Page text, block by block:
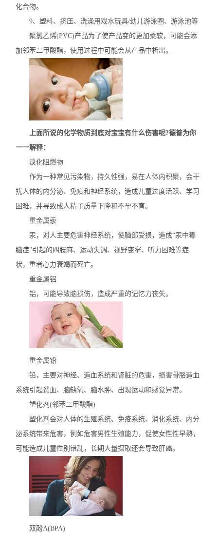
化合物。
9、塑料、挤压、洗澡用戏水玩具/幼儿游泳圈、游泳池等
聚氯乙烯(PVC)产品为了使产品变的更加柔软，可能会添
加邻苯二甲酸酯，使用过程中可能会从产品中析出。
上面所说的化学物质到底对宝宝有什么伤害呢?德普为你
一一解释：
溴化阻燃物
作为一种常见污染物，持久性强，易在人体内积聚，会干
扰人体的内分泌、免疫和神经系统，造成儿童过度活跃、学习
困难，并导致成人精子质量下降和不孕不育。
重金属汞
汞，对人主要危害神经系统，使脑部受损，造成“汞中毒
脑症"引起的四肢麻、运动失调、视野变窄、听力困难等症
状，重者心力衰竭而死亡。
重金属铝
铝，可能导致脑损伤，造成严重的记忆力丧失。
重金属铅
铅，主要对神经、造血系统和肾脏的危害，损害骨胳造血
系统引起贫血、脑缺氧、脑水肿、出现运动和感觉异常。
塑化剂(邻苯二甲酸酯)
塑化剂会对人体的生殖系统、免疫系统、消化系统、内分
泌系统带来危害，例如危害男性生殖能力，促使女性性早熟，
可能造成儿童性别错乱，长期大量摄取还会导致肝癌。
双酚A(BPA)